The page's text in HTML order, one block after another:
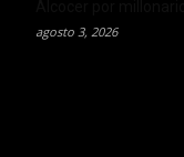
agosto 3, 2026